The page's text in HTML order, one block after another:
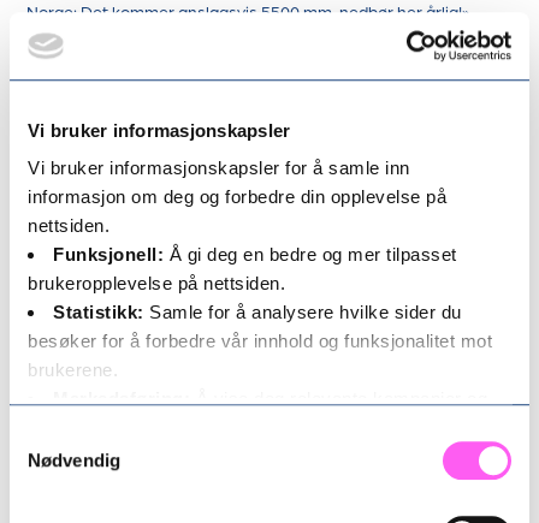
Vi bruker informasjonskapsler
Vi bruker informasjonskapsler for å samle inn
informasjon om deg og forbedre din opplevelse på
nettsiden.
Funksjonell: Å gi deg en bedre og mer tilpasset
brukeropplevelse på nettsiden.
Statistikk: Samle for å analysere hvilke sider du
besøker for å forbedre vår innhold og funksjonalitet mot
brukerene.
nettsted.
Nødvendig
Norge: Det kommer anslagsvis 5500 mm. nedbør her årlig!».
Åtte favorittar
Neste på lista til regissøren er Sunnmørsalpane før ho nemner
Finse og Rosendal i Hardanger. Lista held fram med Vesterålen,
Grip og Ona på Nordmøre, Jæren, og til slutt Svalbard.
Men Bremanger og Ålfoten på topp altså.
Regissør Maria Otterlei likar seg i Bremanger.
Del innlegget